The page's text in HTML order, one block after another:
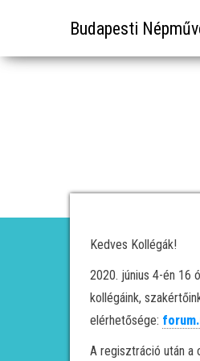
Budapesti
Kedves Kollégák!
2020. június 4-én 16
kollégáink,
elérhetősége:
A regisztráció után a